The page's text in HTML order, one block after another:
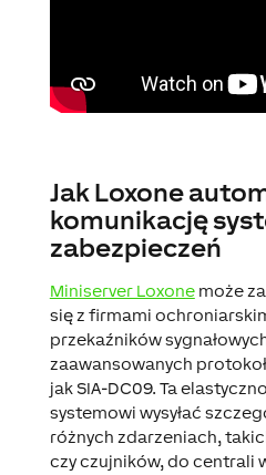
Jak Loxone
komunikację
zabezpieczeń
Miniserver Loxonemoże
się z firmami
przekaźników
zaawansowanych
jak SIA-DC09. Ta
systemowi wysyłać
różnych zdarzeniach,
czy czujników, do centrali